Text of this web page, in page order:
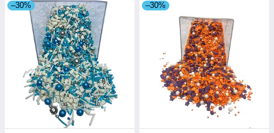
–30% –30%